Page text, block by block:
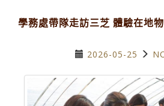
學務處帶隊走訪三芝 體驗在地
2026-05-25